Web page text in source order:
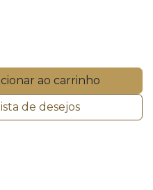
ao carrinho
de desejos